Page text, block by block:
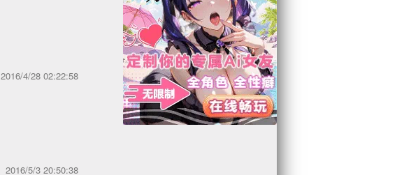
2016/4/28 02:22:58
2016/5/3 20:50:38